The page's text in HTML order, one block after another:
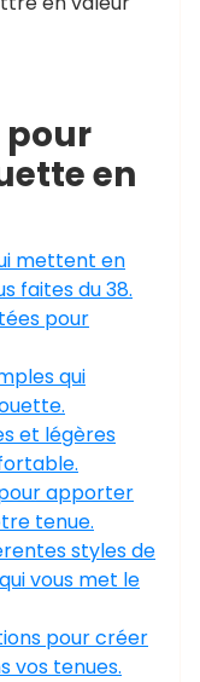
pour
en
mettent en
faites du 38.
pour
qui
et légères
apporter
tenue.
styles de
vous met le
pour créer
vos tenues.